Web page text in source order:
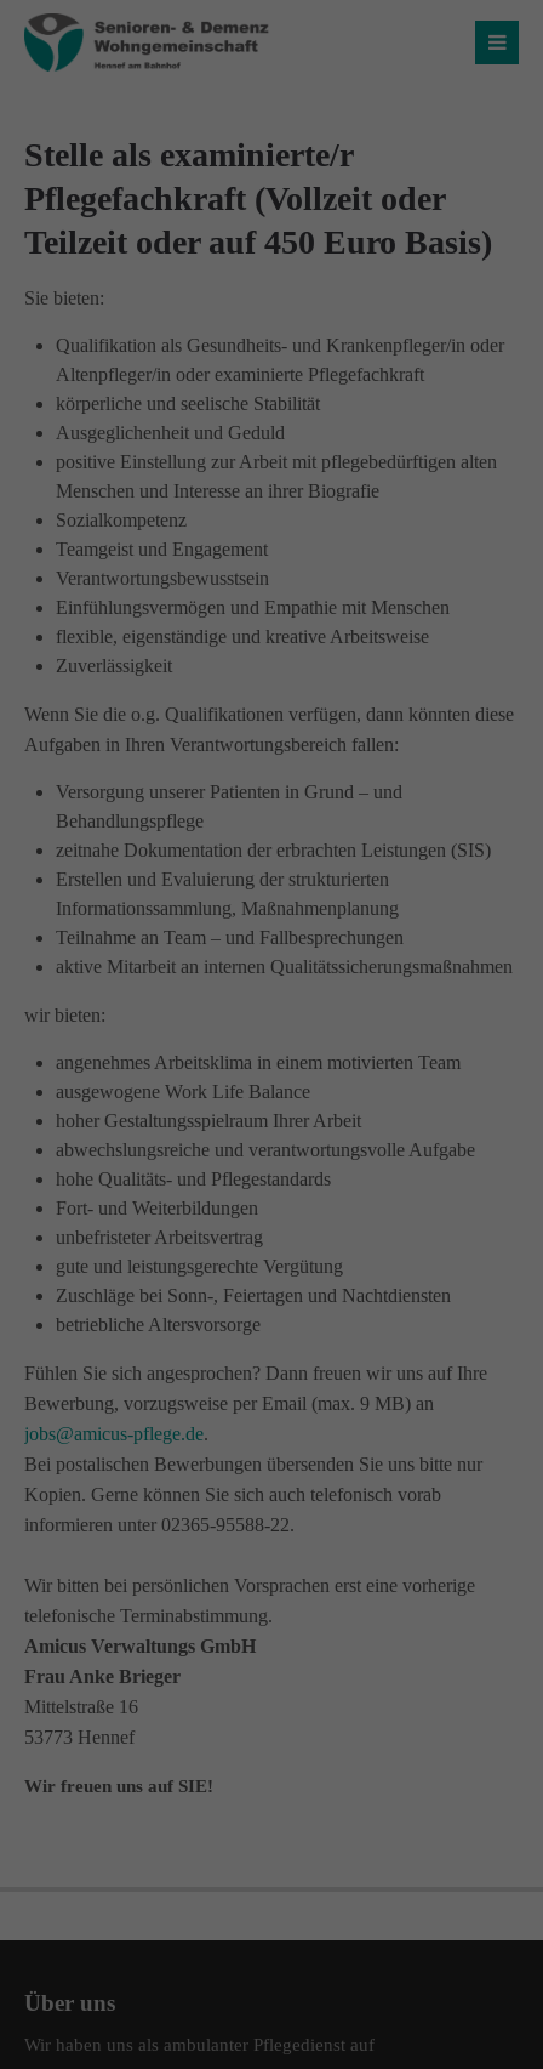
Login
Passwort
Anmelden
Über uns
Wir haben uns als ambulanter Pflegedienst auf
Wohngemeinschaften für Senioren spezialisiert. Mit der
das wirGUTES
tun.
Kontakt
Amicus Pflege GmbH & Co KG
Lipper Weg 11a
45770 Marl
Schreiben Sie uns per Email
info@amicus-pflege.de
Stelle als examinierte/r
Pflegefachkraft (Vollzeit oder
Teilzeit oder auf 450 Euro Basis)
Sie bieten:
Qualifikation als Gesundheits- und Krankenpfleger/in oder
Altenpfleger/in oder examinierte Pflegefachkraft
körperliche und seelische Stabilität
Ausgeglichenheit und Geduld
positive Einstellung zur Arbeit mit pflegebedürftigen alten
Menschen und Interesse an ihrer Biografie
Sozialkompetenz
Teamgeist und Engagement
Verantwortungsbewusstsein
Einfühlungsvermögen und Empathie mit Menschen
flexible, eigenständige und kreative Arbeitsweise
Zuverlässigkeit
Wenn Sie die o.g. Qualifikationen verfügen, dann könnten diese
Aufgaben in Ihren Verantwortungsbereich fallen:
Versorgung unserer Patienten in Grund – und
Behandlungspflege
zeitnahe Dokumentation der erbrachten Leistungen (SIS)
Erstellen und Evaluierung der strukturierten
Informationssammlung, Maßnahmenplanung
Teilnahme an Team – und Fallbesprechungen
aktive Mitarbeit an internen Qualitätssicherungsmaßnahmen
wir bieten:
angenehmes Arbeitsklima in einem motivierten Team
ausgewogene Work Life Balance
hoher Gestaltungsspielraum Ihrer Arbeit
abwechslungsreiche und verantwortungsvolle Aufgabe
hohe Qualitäts- und Pflegestandards
Fort- und Weiterbildungen
unbefristeter Arbeitsvertrag
gute und leistungsgerechte Vergütung
Zuschläge bei Sonn-, Feiertagen und Nachtdiensten
betriebliche Altersvorsorge
Fühlen Sie sich angesprochen? Dann freuen wir uns auf Ihre
Bewerbung, vorzugsweise per Email (max. 9 MB) an
jobs@amicus-pflege.de.
Bei postalischen Bewerbungen übersenden Sie uns bitte nur
Kopien. Gerne können Sie sich auch telefonisch vorab
informieren unter 02365-95588-22.
Wir bitten bei persönlichen Vorsprachen erst eine vorherige
telefonische Terminabstimmung.
Amicus Verwaltungs GmbH
Frau Anke Brieger
Mittelstraße 16
53773 Hennef
Wir freuen uns auf SIE!
Über uns
Wir haben uns als ambulanter Pflegedienst auf